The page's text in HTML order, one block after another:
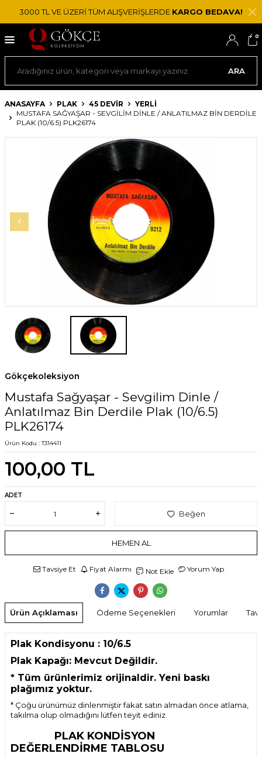
3000 TL VE ÜZERİ TÜM ALIŞVERİŞLERDE KARGO BEDAVA!
ARA
0
ANASAYFA PLAK 45 DEVIR
YERLI
MUSTAFA SAĞYAŞAR - SEVGILIM DINLE / ANLATILMAZ BIN DERDILE
PLAK (10/6.5) PLK26174
Gökçekoleksiyon
Mustafa Sağyaşar - Sevgilim Dinle /
Anlatılmaz Bin Derdile Plak (10/6.5)
PLK26174
Ürün Kodu :T314411
100,00 TL
ADET
Beğen
HEMEN AL
Tavsiye Et Fiyat Alarmı Not Ekle Yorum Yap
Ürün Açıklaması Ödeme Seçenekleri Yorumlar
Plak Kondisyonu : 10/6.5
Plak Kapağı: Mevcut Değildir.
* Tüm ürünlerimiz orijinaldir. Yeni baskı
plağımız yoktur.
* Çoğu ürünümüz dinlenmiştir fakat satın almadan önce atlama,
takılma olup olmadığını lütfen teyit ediniz.
PLAK KONDİSYON
DEĞERLENDİRME TABLOSU